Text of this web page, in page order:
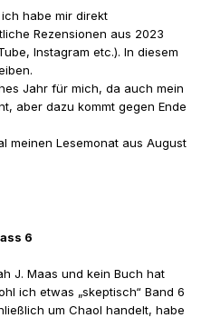
habe mir direkt
Rezensionen aus 2023
Instagram etc.). In diesem
Jahr für mich, da auch mein
aber dazu kommt gegen Ende
meinen Lesemonat aus August
6
J. Maas und kein Buch hat
ich etwas „skeptisch“ Band 6
um Chaol handelt, habe